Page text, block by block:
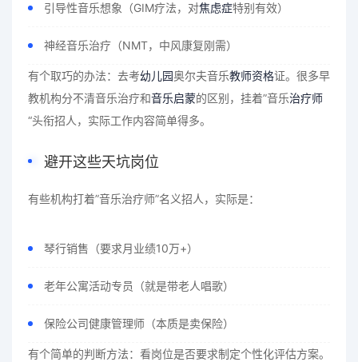
引导性音乐想象（GIM疗法，对焦虑症特别有效）
神经音乐治疗（NMT，中风康复刚需）
有个取巧的办法：去考幼儿园奥尔夫音乐教师资格证。很多早
教机构分不清音乐治疗和音乐启蒙的区别，挂着”音乐治疗师
“头衔招人，实际工作内容简单得多。
避开这些天坑岗位
有些机构打着”音乐治疗师”名义招人，实际是：
琴行销售（要求月业绩10万+）
老年公寓活动专员（就是带老人唱歌）
保险公司健康管理师（本质是卖保险）
有个简单的判断方法：看岗位是否要求制定个性化评估方案。